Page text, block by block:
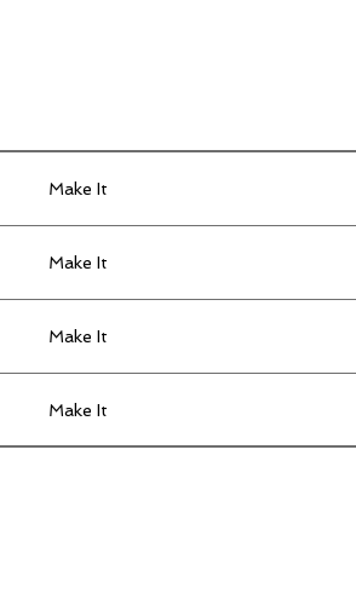
Make It
Make It
Make It
Make It